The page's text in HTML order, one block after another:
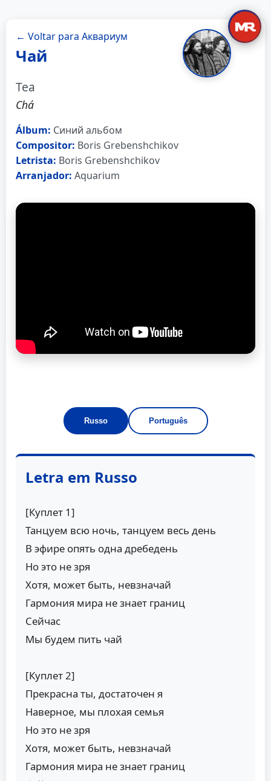
← Voltar para Аквариум
Чай
Tea
Chá
Álbum: Синий альбом
Compositor: Boris Grebenshchikov
Letrista: Boris Grebenshchikov
Arranjador: Aquarium
Russo Português
Letra em Russo
[Куплет 1]
Танцуем всю ночь, танцуем весь день
В эфире опять одна дребедень
Но это не зря
Хотя, может быть, невзначай
Гармония мира не знает границ
Сейчас
Мы будем пить чай
[Куплет 2]
Прекрасна ты, достаточен я
Наверное, мы плохая семья
Но это не зря
Хотя, может быть, невзначай
Гармония мира не знает границ